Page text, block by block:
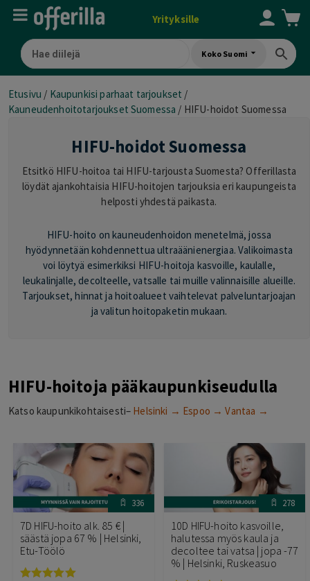
Yrityksille
Koko Suomi
Etusivu / Kaupunkisi parhaat tarjoukset /
Kauneudenhoitotarjoukset Suomessa / HIFU-hoidot Suomessa
HIFU-hoidot Suomessa
Etsitkö HIFU-hoitoa tai HIFU-tarjousta Suomesta? Offerillasta
löydät ajankohtaisia HIFU-hoitojen tarjouksia eri kaupungeista
helposti yhdestä paikasta.
HIFU-hoito on kauneudenhoidon menetelmä, jossa
hyödynnetään kohdennettua ultraäänienergiaa. Valikoimasta
voi löytyä esimerkiksi HIFU-hoitoja kasvoille, kaulalle,
leukalinjalle, decolteelle, vatsalle tai muille valinnaisille alueille.
Tarjoukset, hinnat ja hoitoalueet vaihtelevat palveluntarjoajan
ja valitun hoitopaketin mukaan.
HIFU-hoitoja pääkaupunkiseudulla
Katso kaupunkikohtaisesti– Helsinki → Espoo → Vantaa →
336
7D HIFU-hoito alk. 85 € |
säästä jopa 67 % | Helsinki,
Etu-Töölö
278
10D HIFU-hoito kasvoille,
halutessa myös kaula ja
decoltee tai vatsa | jopa -77
% | Helsinki, Ruskeasuo